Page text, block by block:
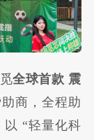
全球首款 震
商，全程助
以 “轻量化科